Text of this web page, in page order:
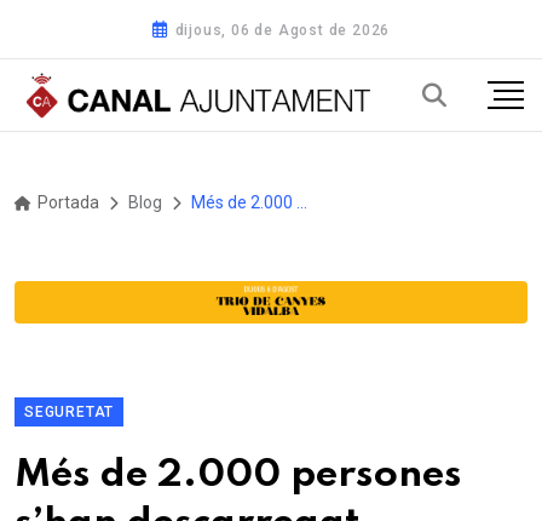
dijous, 06 de Agost de 2026
Portada Blog
SEGURETAT
Més de 2.000 persones